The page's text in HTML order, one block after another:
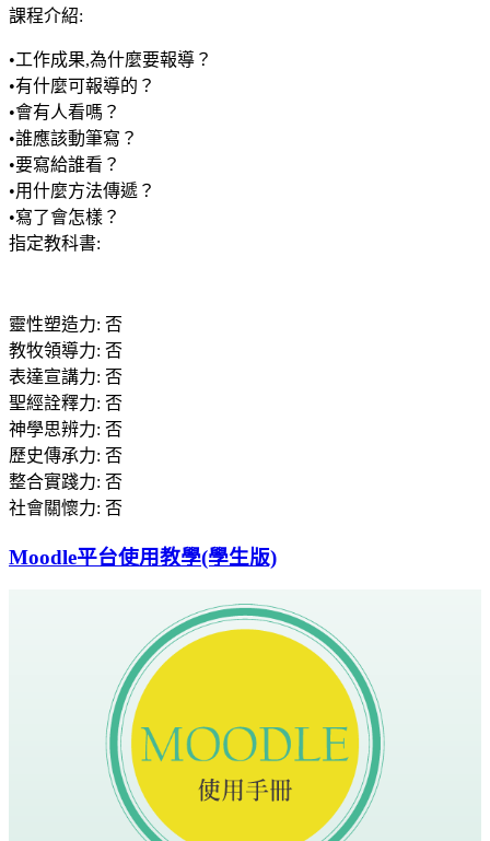
課程介紹:
•工作成果,為什麼要報導？
•有什麼可報導的？
•會有人看嗎？
•誰應該動筆寫？
•要寫給誰看？
•用什麼方法傳遞？
•寫了會怎樣？
指定教科書:
靈性塑造力: 否
教牧領導力: 否
表達宣講力: 否
聖經詮釋力: 否
神學思辨力: 否
歷史傳承力: 否
整合實踐力: 否
社會關懷力: 否
Moodle平台使用教學(學生版)